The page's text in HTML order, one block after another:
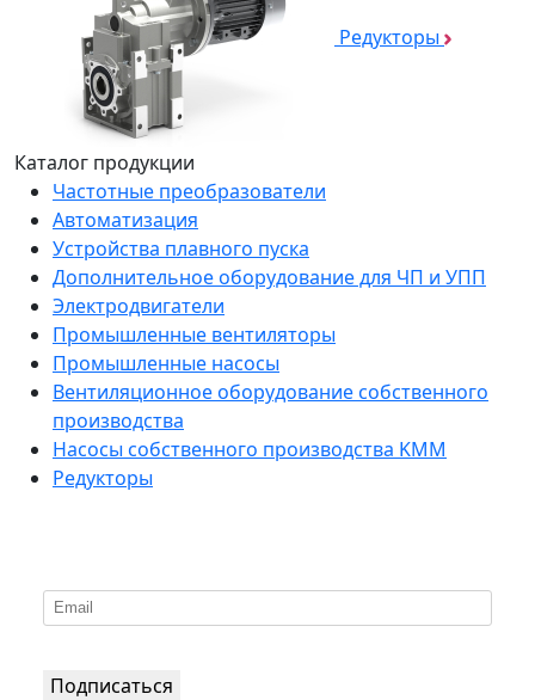
Редукторы
Каталог продукции
Частотные преобразователи
Автоматизация
Устройства плавного пуска
Дополнительное оборудование для ЧП и УПП
Электродвигатели
Промышленные вентиляторы
Промышленные насосы
Вентиляционное оборудование собственного
производства
Насосы собственного производства KMM
Редукторы
Подписаться